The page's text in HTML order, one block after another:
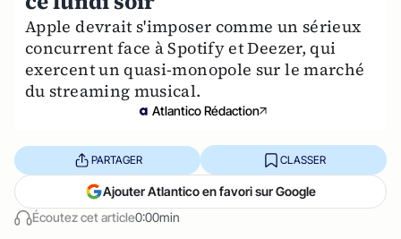
Apple devrait s'imposer comme un sérieux
concurrent face à Spotify et Deezer, qui
exercent un quasi-monopole sur le marché
du streaming musical.
Atlantico Rédaction
Écoutez cet article0:00min
PARTAGER CLASSER
Ajouter Atlantico en favori sur Google